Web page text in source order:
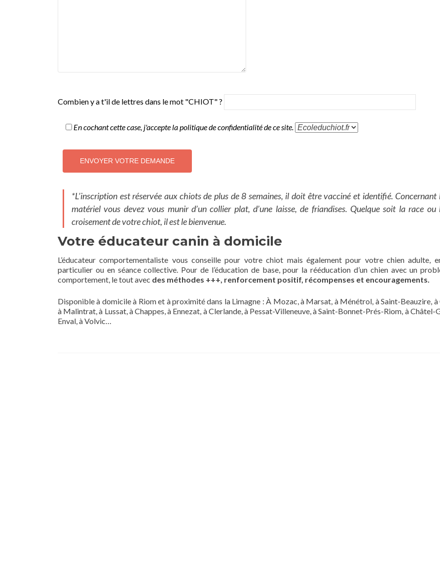
Combien y a t'il de lettres dans le mot "CHIOT" ?
En cochant cette case, j'accepte la politique de confidentialité de ce site.
*L’inscription est réservée aux chiots de plus de 8 semaines, il doit être vacciné et identifié. Concernant
matériel vous devez vous munir d’un collier plat, d’une laisse, de friandises. Quelque soit la race ou
croisement de votre chiot, il est le bienvenue.
Votre éducateur canin à domicile
L’éducateur comportementaliste vous conseille pour votre chiot mais également pour votre chien adulte,
particulier ou en séance collective. Pour de l’éducation de base, pour la rééducation d’un chien avec un
comportement, le tout avec des méthodes +++, renforcement positif, récompenses et encouragements.
Disponible à domicile à Riom et à proximité dans la Limagne : À Mozac, à Marsat, à Ménétrol, à Saint-Beauzire, à
à Malintrat, à Lussat, à Chappes, à Ennezat, à Clerlande, à Pessat-Villeneuve, à Saint-Bonnet-Prés-Riom, à Châtel-
Enval, à Volvic…